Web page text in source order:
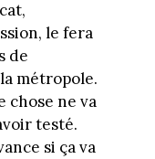
le fera
de
métropole.
chose ne va
testé.
si ça va